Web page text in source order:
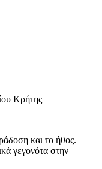
Κρήτης
και το ήθος.
γεγονότα στην